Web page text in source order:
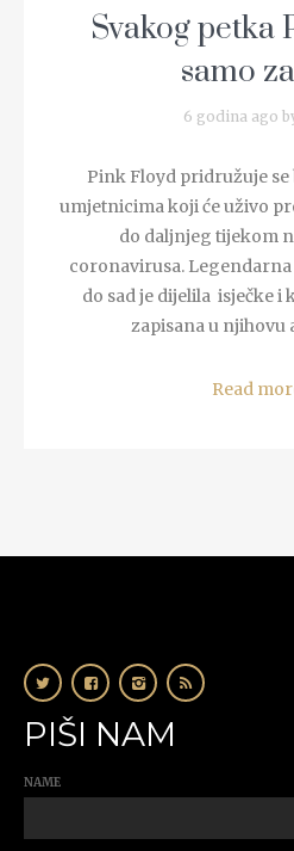
Svakog petka
samo
6 godina ago
Pink Floyd pridružuje
umjetnicima koji će uživo
do daljnjeg tijekom
coronavirusa.
do sad je dijelila isječke i
zapisana u njihovu
Read
PIŠI NAM
NAME